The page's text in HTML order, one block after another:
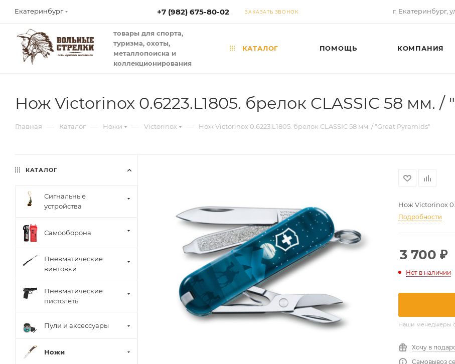
Екатеринбург +7 (982) 675-80-02 ЗАКАЗАТЬ ЗВОНОК г. Екатеринбург,
товары для спорта,
туризма, охоты,
металлопоиска и
коллекционирования
КАТАЛОГ ПОМОЩЬ КОМПАНИЯ
Нож Victorinox 0.6223.L1805. брелок CLASSIC 58 мм. /
Главная — Каталог — Ножи — Victorinox — Нож Victorinox 0.6223.L1805. брелок CLASSIC 58 мм. / "Great Pyramids"
Нож Victorinox
Подробности
3 700 ₽
Нет в наличии
Наши менеджеры
Хочу в
Самовывоз
КАТАЛОГ
Сигнальные
устройства
Самооборона
Пневматические
винтовки
Пневматические
пистолеты
Пули и аксессуары
Ножи